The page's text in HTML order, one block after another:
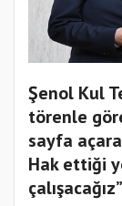
Şenol Kul
törenle
sayfa
Hak ettiği